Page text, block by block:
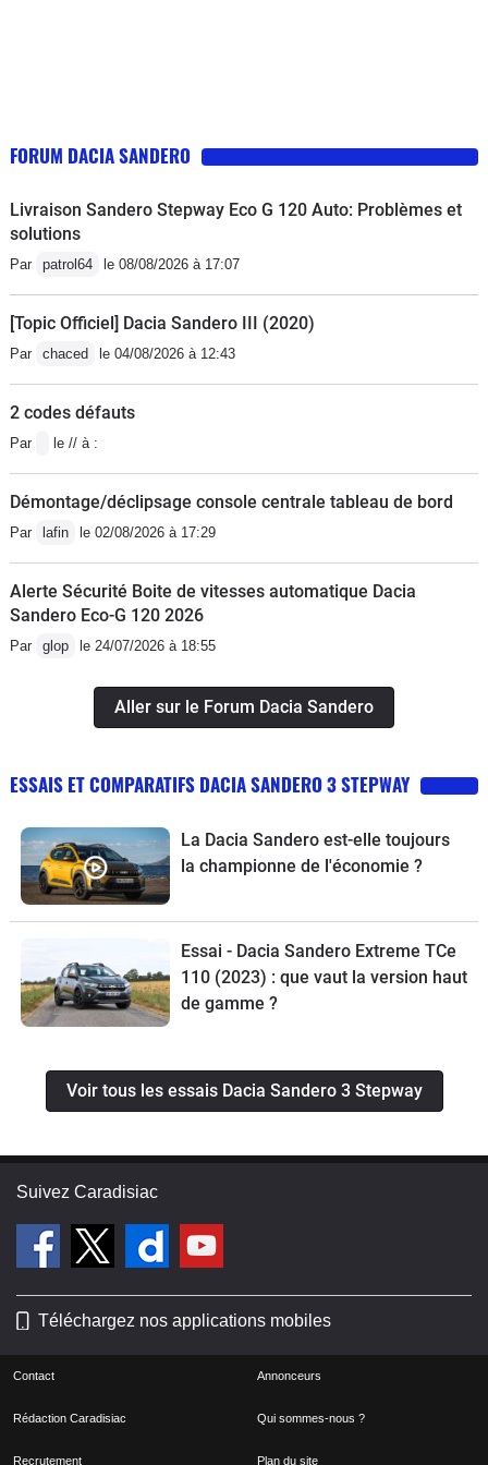
FORUM DACIA SANDERO
Livraison Sandero Stepway Eco G 120 Auto: Problèmes et
solutions
Par patrol64 le 08/08/2026 à 17:07
[Topic Officiel] Dacia Sandero III (2020)
Par chaced le 04/08/2026 à 12:43
2 codes défauts
Par le // à :
Démontage/déclipsage console centrale tableau de bord
Par lafin le 02/08/2026 à 17:29
Alerte Sécurité Boite de vitesses automatique Dacia
Sandero Eco-G 120 2026
Par glop le 24/07/2026 à 18:55
Aller sur le Forum Dacia Sandero
ESSAIS ET COMPARATIFS DACIA SANDERO 3 STEPWAY
La Dacia Sandero est-elle toujours
la championne de l'économie ?
Essai - Dacia Sandero Extreme TCe
110 (2023) : que vaut la version haut
de gamme ?
Voir tous les essais Dacia Sandero 3 Stepway
Suivez Caradisiac
Téléchargez nos applications mobiles
Contact Annonceurs
Rédaction Caradisiac Qui sommes-nous ?
Recrutement Plan du site